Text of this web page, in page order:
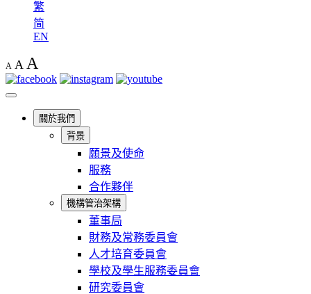
繁
简
EN
A A A
關於我們
背景
願景及使命
服務
合作夥伴
機構管治架構
董事局
財務及常務委員會
人才培育委員會
學校及學生服務委員會
研究委員會